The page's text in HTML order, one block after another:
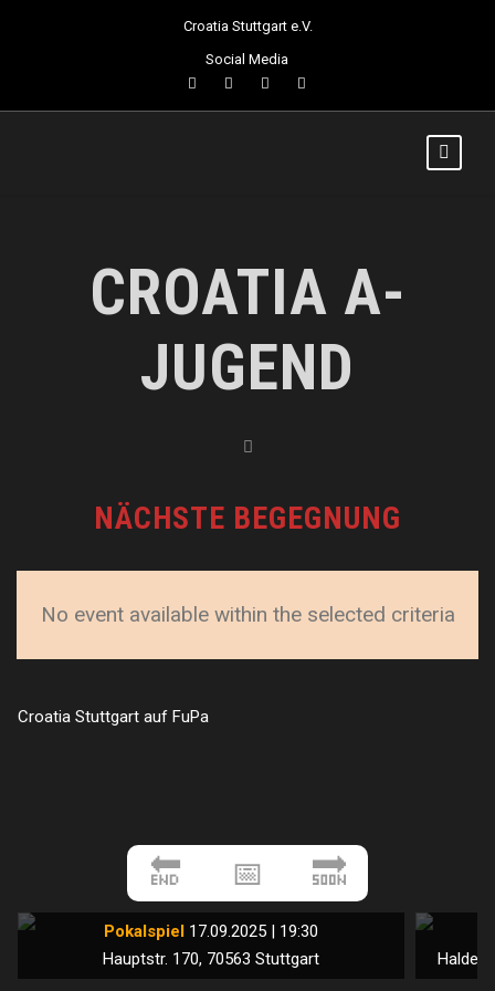
Croatia Stuttgart e.V.
Social Media
CROATIA A-
JUGEND
NÄCHSTE BEGEGNUNG
No event available within the selected criteria
Croatia Stuttgart auf FuPa
🔚 📅 🔜
Pokalspiel 17.09.2025 | 19:30
Hauptstr. 170, 70563 Stuttgart